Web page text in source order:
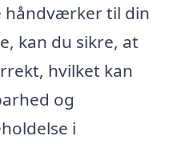
håndværker til din
kan du sikre, at
hvilket kan
og
i